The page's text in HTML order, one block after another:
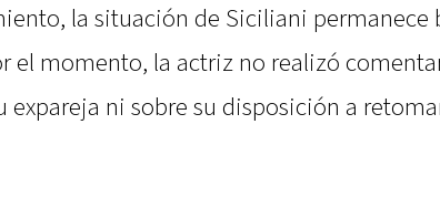
la situación de Siciliani permanece
el momento, la actriz no realizó
expareja ni sobre su disposición a